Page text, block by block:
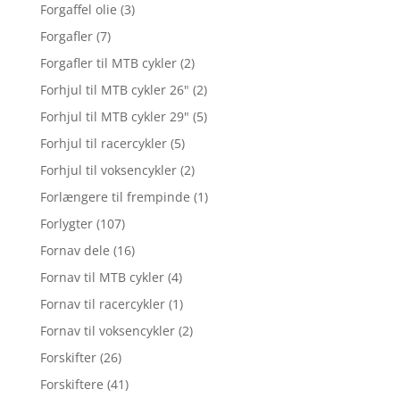
Forgaffel olie (3)
Forgafler (7)
Forgafler til MTB cykler (2)
Forhjul til MTB cykler 26" (2)
Forhjul til MTB cykler 29" (5)
Forhjul til racercykler (5)
Forhjul til voksencykler (2)
Forlængere til frempinde (1)
Forlygter (107)
Fornav dele (16)
Fornav til MTB cykler (4)
Fornav til racercykler (1)
Fornav til voksencykler (2)
Forskifter (26)
Forskiftere (41)